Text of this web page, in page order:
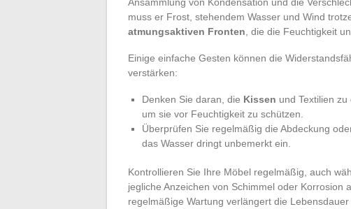
muss er Frost, stehendem Wasser und Wind
atmungsaktiven Fronten , die die Feuchtigkeit
Einige einfache Gesten können die
verstärken:
Denken Sie daran, die Kissen und Textilien zu
um sie vor Feuchtigkeit zu schützen.
Überprüfen Sie regelmäßig die Abdeckung
das Wasser dringt unbemerkt ein.
Kontrollieren Sie Ihre Möbel regelmäßig, auch
jegliche Anzeichen von Schimmel oder Korrosion
regelmäßige Wartung verlängert die